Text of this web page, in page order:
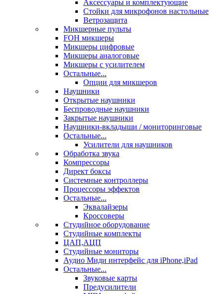
Аксессуары и комплектующие
Стойки для микрофонов настольные
Ветрозащита
Микшерные пульты
FOH микшеры
Микшеры цифровые
Микшеры аналоговые
Микшеры с усилителем
Остальные...
Опции для микшеров
Наушники
Открытые наушники
Беспроводные наушники
Закрытые наушники
Наушники-вкладыши / мониторинговые
Остальные...
Усилители для наушников
Обработка звука
Компрессоры
Директ боксы
Системные контроллеры
Процессоры эффектов
Остальные...
Эквалайзеры
Кроссоверы
Студийное оборудование
Студийные комплекты
ЦАП,АЦП
Студийные мониторы
Аудио Миди интерфейс для iPhone,iPad
Остальные...
Звуковые карты
Предусилители